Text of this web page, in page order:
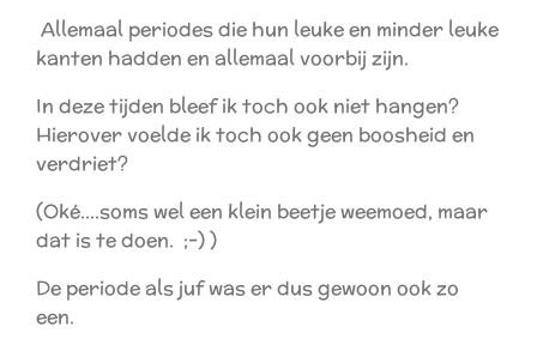
Allemaal periodes die hun leuke en minder leuke
kanten hadden en allemaal voorbij zijn.
In deze tijden bleef ik toch ook niet hangen?
Hierover voelde ik toch ook geen boosheid en
verdriet?
(Oké....soms wel een klein beetje weemoed, maar
dat is te doen. ;-) )
De periode als juf was er dus gewoon ook zo
een.